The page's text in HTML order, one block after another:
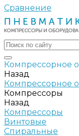
Сравнение
Компрессорное
Назад
Компрессорное
Компрессоры
Назад
Компрессоры
Винтовые
Спиральные